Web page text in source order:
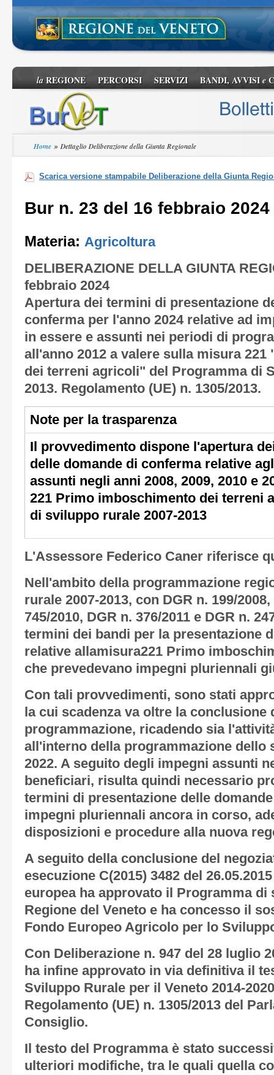
laREGIONE PERCORSI SERVIZI BANDI, AVVISIe
Home »Dettaglio Deliberazione della Giunta Regionale
Scarica versione stampabile Deliberazione della Giunta
Bur n. 23 del 16 febbraio 2024
Materia: Agricoltura
DELIBERAZIONE DELLA GIUNTA
febbraio 2024
Apertura dei termini di presentazione
conferma per l'anno 2024 relative ad
in essere e assunti nei periodi di
all'anno 2012 a valere sulla misura
dei terreni agricoli" del Programma di
2013. Regolamento (UE) n. 1305/2013.
Note per la trasparenza
Il provvedimento dispone l'apertura
delle domande di conferma relative
assunti negli anni 2008, 2009, 2010 e
221 Primo imboschimento dei terreni
di sviluppo rurale 2007-2013
L'Assessore Federico Caner riferisce
Nell'ambito della programmazione
rurale 2007-2013, con DGR n. 199/
745/2010, DGR n. 376/2011 e DGR n.
termini dei bandi per la presentazione
relative allamisura221 Primo
che prevedevano impegni pluriennali
Con tali provvedimenti, sono stati
la cui scadenza va oltre la
programmazione, ricadendo sia
all'interno della programmazione dello
2022. A seguito degli impegni assunti
beneficiari, risulta quindi necessario
termini di presentazione delle
impegni pluriennali ancora in corso,
disposizioni e procedure alla nuova
A seguito della conclusione del
esecuzione C(2015) 3482 del
europea ha approvato il Programma
Regione del Veneto e ha concesso il
Fondo Europeo Agricolo per lo
Con Deliberazione n. 947 del 28 luglio
ha infine approvato in via definitiva il
Sviluppo Rurale per il Veneto 2014-
Regolamento (UE) n. 1305/2013 del
Consiglio.
Il testo del Programma è stato
ulteriori modifiche, tra le quali quella